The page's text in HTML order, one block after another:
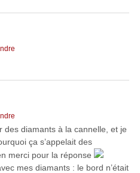
des diamants à la cannelle, et je
ça s’appelait des
merci pour la réponse
mes diamants : le bord n’était